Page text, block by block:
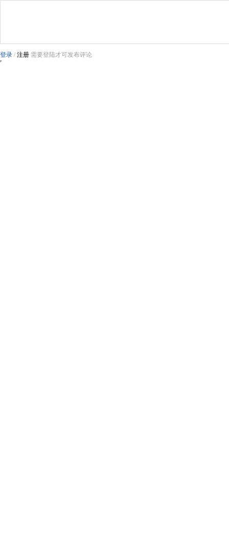
登录 / 注册 需要登陆才可发布评论